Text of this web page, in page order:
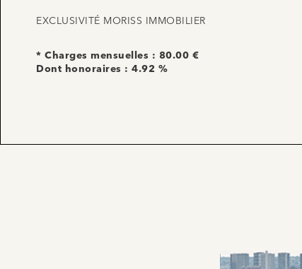
EXCLUSIVITÉ MORISS IMMOBILIER
* Charges mensuelles : 80.00 €
Dont honoraires : 4.92 %